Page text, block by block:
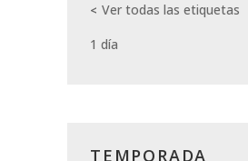
Ver todas las etiquetas
1 día
TEMPORADA